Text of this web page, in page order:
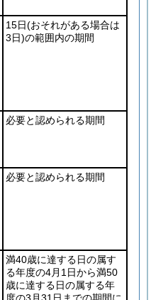
15日(おそれがある場合は
3日)の範囲内の期間
必要と認められる期間
必要と認められる期間
満40歳に達する日の属す
る年度の4月1日から満50
歳に達する日の属する年